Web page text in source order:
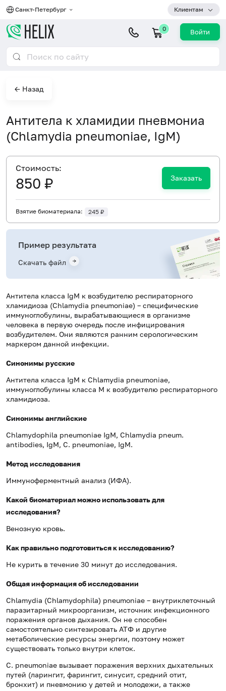
Санкт-Петербург Клиентам
0 Войти
← Назад
Антитела к хламидии пневмониа
(Chlamydia pneumoniae, IgM)
Антитела класса IgM к возбудителю респираторного
хламидиоза (Chlamydia pneumoniae) – специфические
иммуноглобулины, вырабатывающиеся в организме
человека в первую очередь после инфицирования
возбудителем. Они являются ранним серологическим
маркером данной инфекции.
Синонимы русские
Антитела класса IgM к Chlamydia pneumoniae,
иммуноглобулины класса M к возбудителю респираторного
хламидиоза.
Синонимы английские
Chlamydophila pneumoniae IgM, Chlamydia pneum.
antibodies, IgM, C. pneumoniae, IgM.
Метод исследования
Иммуноферментный анализ (ИФА).
Какой биоматериал можно использовать для
исследования?
Венозную кровь.
Как правильно подготовиться к исследованию?
Не курить в течение 30 минут до исследования.
Общая информация об исследовании
Chlamydia (Chlamydophila) pneumoniae – внутриклеточный
паразитарный микроорганизм, источник инфекционного
поражения органов дыхания. Он не способен
самостоятельно синтезировать АТФ и другие
метаболические ресурсы энергии, поэтому может
существовать только внутри клеток.
C. pneumoniaе вызывает поражения верхних дыхательных
путей (ларингит, фарингит, синусит, средний отит,
бронхит) и пневмонию у детей и молодежи, а также
Cтоимость:
850 ₽ Заказать
Взятие биоматериала: 245 ₽
Пример результата
Скачать файл